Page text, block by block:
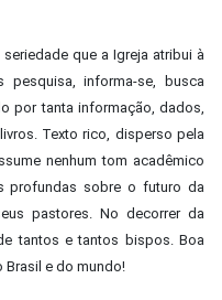
que a Igreja atribui à
pesquisa, informa-se, busca
por tanta informação, dados,
Texto rico, disperso pela
nenhum tom acadêmico
profundas sobre o futuro da
pastores. No decorrer da
tantos e tantos bispos. Boa
Brasil e do mundo!